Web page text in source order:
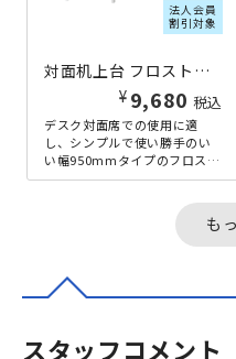
法人会員
割引対象
対面机上台 フロストパネル付き W955×D500×H700 ホワイト
¥ 9,680 税込
デスク対面席での使用に適
し、シンプルで使い勝手のい
い幅950mmタイプのフロスト
パネル付き対面机上台です。
も
スタッフコメント